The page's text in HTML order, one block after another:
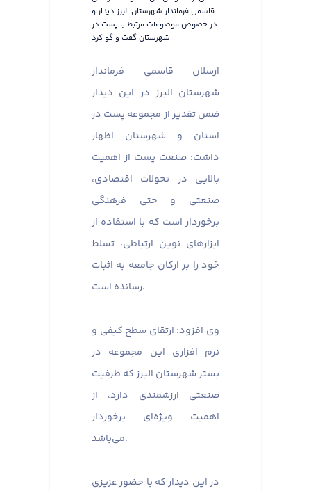
قاسمی فرماندار شهرستان البرز دیدار و
در خصوص موضوعات مرتبط با پست در
شهرستان گفت و گو کرد.
ارسلان قاسمی فرماندار
شهرستان البرز در این دیدار
ضمن تقدیر از مجموعه پست در
استان و شهرستان اظهار
داشت: صنعت پست از اهمیت
بالایی در تحولات اقتصادی،
صنعتی و حتی فرهنگی
برخوردار است که با استفاده از
ابزارهای نوین ارتباطی، تسلط
خود را بر ارکان جامعه به اثبات
رسانده است.
وی افزود: ارتقای سطح کیفی و
نرم افزاری این مجموعه در
بستر شهرستان البرز که ظرفیت
صنعتی ارزشمندی دارد، از
اهمیت ویژه‌ای برخوردار
می‌باشد.
در این دیدار که با حضور عزیزی